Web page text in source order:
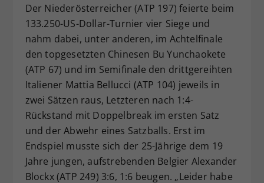
Der Niederösterreicher (ATP 197) feierte beim
133.250-US-Dollar-Turnier vier Siege und
nahm dabei, unter anderen, im Achtelfinale
den topgesetzten Chinesen Bu Yunchaokete
(ATP 67) und im Semifinale den drittgereihten
Italiener Mattia Bellucci (ATP 104) jeweils in
zwei Sätzen raus, Letzteren nach 1:4-
Rückstand mit Doppelbreak im ersten Satz
und der Abwehr eines Satzballs. Erst im
Endspiel musste sich der 25-Jährige dem 19
Jahre jungen, aufstrebenden Belgier Alexander
Blockx (ATP 249) 3:6, 1:6 beugen. „Leider habe